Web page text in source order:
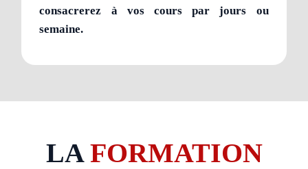
consacrerez à vos cours par jours ou
semaine.
LAFORMATION